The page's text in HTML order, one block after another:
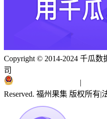
Copyright © 2014-2024 千瓜数
司
|
Reserved. 福州果集 版权所有|